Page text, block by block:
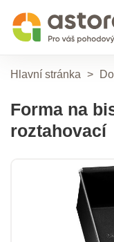
Hlavní stránka >
Forma na
roztahovací